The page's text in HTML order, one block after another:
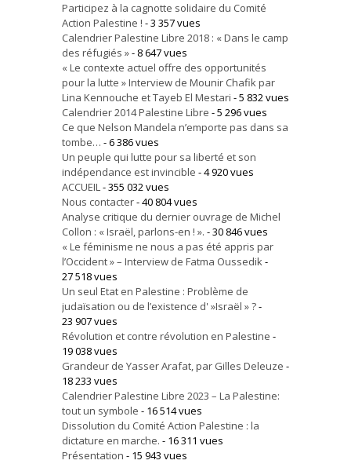
Participez à la cagnotte solidaire du Comité
Action Palestine ! - 3 357 vues
Calendrier Palestine Libre 2018 : « Dans le camp
des réfugiés »- 8 647 vues
« Le contexte actuel offre des opportunités
pour la lutte » Interview de Mounir Chafik par
Lina Kennouche et Tayeb El Mestari - 5 832 vues
Calendrier 2014 Palestine Libre - 5 296 vues
Ce que Nelson Mandela n’emporte pas dans sa
tombe… - 6 386 vues
Un peuple qui lutte pour sa liberté et son
indépendance est invincible - 4 920 vues
ACCUEIL- 355 032 vues
Nous contacter- 40 804 vues
Analyse critique du dernier ouvrage de Michel
Collon : « Israël, parlons-en ! ». - 30 846 vues
« Le féminisme ne nous a pas été appris par
l’Occident » – Interview de Fatma Oussedik-
27 518 vues
Un seul Etat en Palestine : Problème de
judaïsation ou de l’existence d' »Israël » ?-
23 907 vues
Révolution et contre révolution en Palestine -
19 038 vues
Grandeur de Yasser Arafat, par Gilles Deleuze -
18 233 vues
Calendrier Palestine Libre 2023 – La Palestine:
tout un symbole - 16 514 vues
Dissolution du Comité Action Palestine : la
dictature en marche. - 16 311 vues
Présentation - 15 943 vues